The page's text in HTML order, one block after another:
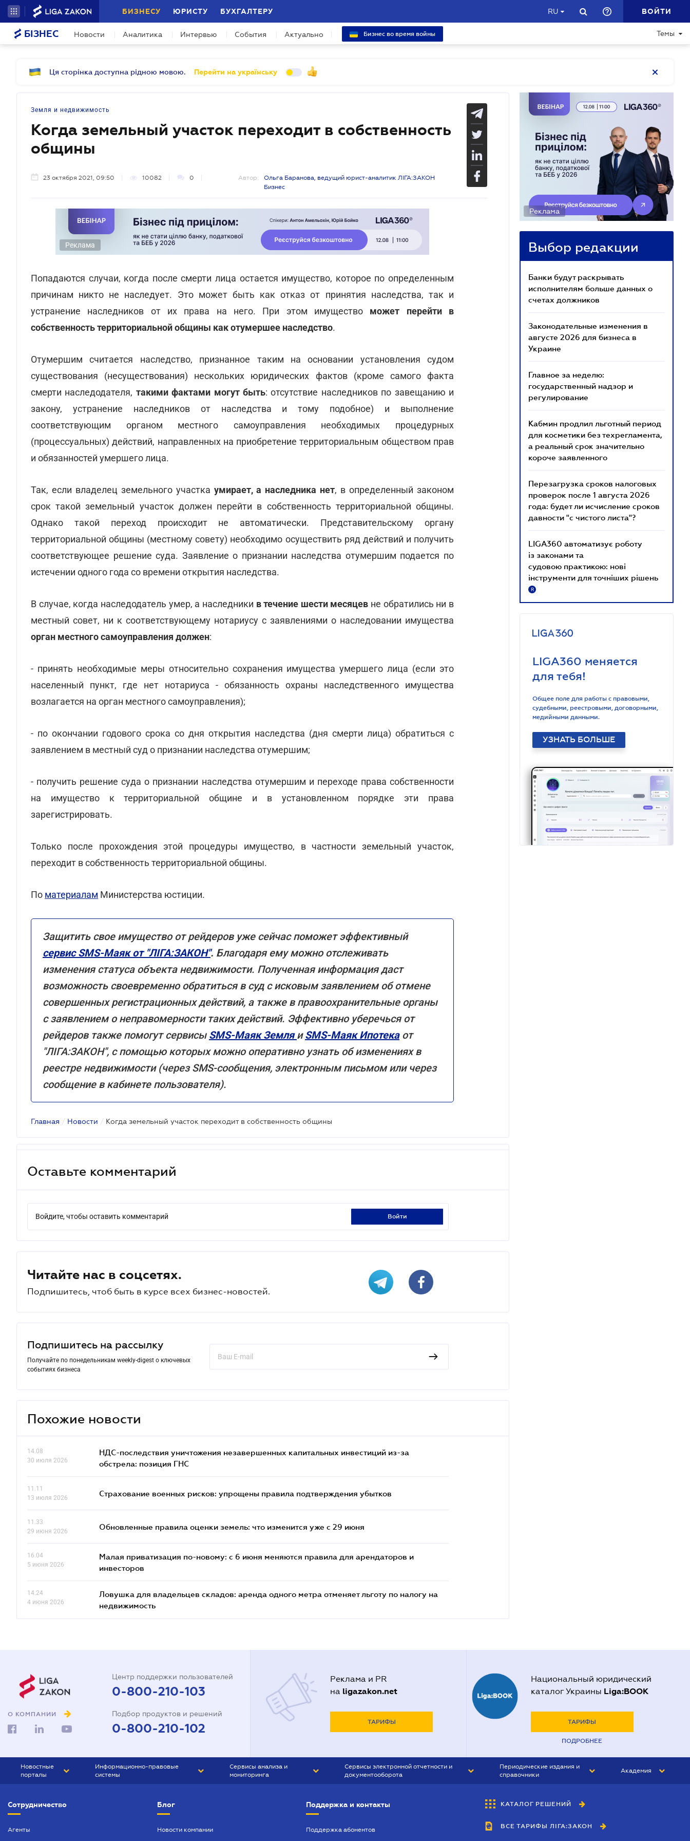
БИЗНЕСУ ЮРИСТУ БУХГАЛТЕРУ RU ВОЙТИ
БІЗНЕС Новости Аналитика Интервью События Актуально Бизнес во время войны Темы
Ця сторінка доступна рідною мовою. Перейти на українську
Земля и недвижимость
Когда земельный участок переходит в собственность
общины
23 октября 2021, 09:50 10082 0 Автор:
Ольга Баранова, ведущий юрист-аналитик ЛІГА:ЗАКОН
Бизнес
Реклама
Попадаются случаи, когда после смерти лица остается имущество, которое по определенным
причинам никто не наследует. Это может быть как отказ от принятия наследства, так и
устранение наследников от их права на него. При этом имущество может перейти в
собственность территориальной общины как отумершее наследство.
Отумершим считается наследство, признанное таким на основании установления судом
существования (несуществования) нескольких юридических фактов (кроме самого факта
смерти наследодателя, такими фактами могут быть: отсутствие наследников по завещанию и
закону, устранение наследников от наследства и тому подобное) и выполнение
соответствующим органом местного самоуправления необходимых процедурных
(процессуальных) действий, направленных на приобретение территориальным обществом прав
и обязанностей умершего лица.
Так, если владелец земельного участка умирает, а наследника нет, в определенный законом
срок такой земельный участок должен перейти в собственность территориальной общины.
Однако такой переход происходит не автоматически. Представительскому органу
территориальной общины (местному совету) необходимо осуществить ряд действий и получить
соответствующее решение суда. Заявление о признании наследства отумершим подается по
истечении одного года со времени открытия наследства.
В случае, когда наследодатель умер, а наследники в течение шести месяцев не обратились ни в
местный совет, ни к соответствующему нотариусу с заявлениями о наследовании имущества
орган местного самоуправления должен:
- принять необходимые меры относительно сохранения имущества умершего лица (если это
населенный пункт, где нет нотариуса - обязанность охраны наследственного имущества
возлагается на орган местного самоуправления);
- по окончании годового срока со дня открытия наследства (дня смерти лица) обратиться с
заявлением в местный суд о признании наследства отумершим;
- получить решение суда о признании наследства отумершим и переходе права собственности
на имущество к территориальной общине и в установленном порядке эти права
зарегистрировать.
Только после прохождения этой процедуры имущество, в частности земельный участок,
переходит в собственность территориальной общины.
По материалам Министерства юстиции.
Защитить свое имущество от рейдеров уже сейчас поможет эффективный
сервис SMS-Маяк от "ЛІГА:ЗАКОН". Благодаря ему можно отслеживать
изменения статуса объекта недвижимости. Полученная информация даст
возможность своевременно обратиться в суд с исковым заявлением об отмене
совершенных регистрационных действий, а также в правоохранительные органы
с заявлением о неправомерности таких действий. Эффективно уберечься от
рейдеров также помогут сервисы SMS-Маяк ЗемляиSMS-Маяк Ипотека от
"ЛІГА:ЗАКОН", с помощью которых можно оперативно узнать об изменениях в
реестре недвижимости (через SMS-сообщения, электронным письмом или через
сообщение в кабинете пользователя).
Главная / Новости / Когда земельный участок переходит в собственность общины
Оставьте комментарий
Войдите, чтобы оставить комментарий войти
Читайте нас в соцсетях.
Подпишитесь, чтоб быть в курсе всех бизнес-новостей.
Подпишитесь на рассылку
Получайте по понедельникам weekly-digest о ключевых
событиях бизнеса
Похожие новости
14.08
30 июля 2026
НДС-последствия уничтожения незавершенных капитальных инвестиций из-за
обстрела: позиция ГНС
11.11
13 июля 2026
Страхование военных рисков: упрощены правила подтверждения убытков
11.33
29 июня 2026
Обновленные правила оценки земель: что изменится уже с 29 июня
16.04
5 июня 2026
Малая приватизация по-новому: с 6 июня меняются правила для арендаторов и
инвесторов
14.24
4 июня 2026
Ловушка для владельцев складов: аренда одного метра отменяет льготу по налогу на
недвижимость
Реклама
Выбор редакции
Банки будут раскрывать
исполнителям больше данных о
счетах должников
Законодательные изменения в
августе 2026 для бизнеса в
Украине
Главное за неделю:
государственный надзор и
регулирование
Кабмин продлил льготный период
для косметики без техрегламента,
а реальный срок значительно
короче заявленного
Перезагрузка сроков налоговых
проверок после 1 августа 2026
года: будет ли исчисление сроков
давности "с чистого листа"?
LIGA360 автоматизує роботу
із законами та
судовою практикою: нові
інструменти для точніших рішень
R
LIGA360 меняется
для тебя!
Общее поле для работы с правовыми,
судебными, реестровыми, договорными,
медийными данными.
УЗНАТЬ БОЛЬШЕ
О КОМПАНИИ
Центр поддержки пользователей
0-800-210-103
Подбор продуктов и решений
0-800-210-102
Реклама и PR
на ligazakon.net
ТАРИФЫ
Национальный юридический
каталог Украины Liga:BOOK
ТАРИФЫ
ПОДРОБНЕЕ
Новостные
порталы
БИЗНЕС
Информационно-правовые
системы
Сервисы анализа и
мониторинга
Сервисы электронной отчетности и
документооборота
Периодические издания и
справочники
БУХГАЛТЕР&ЗАКОН
ВЕСТНИК МСФО
Академия
Сотрудничество
Агенты
Блог
Новости компании
Поддержка и контакты
Поддержка абонентов
КАТАЛОГ РЕШЕНИЙ
ВСЕ ТАРИФЫ ЛІГА:ЗАКОН